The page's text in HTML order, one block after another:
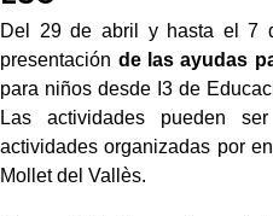
Del 29 de abril y hasta el 7
presentación de las ayudas
para niños desde I3 de
Las actividades pueden
actividades organizadas por
Mollet del Vallès.